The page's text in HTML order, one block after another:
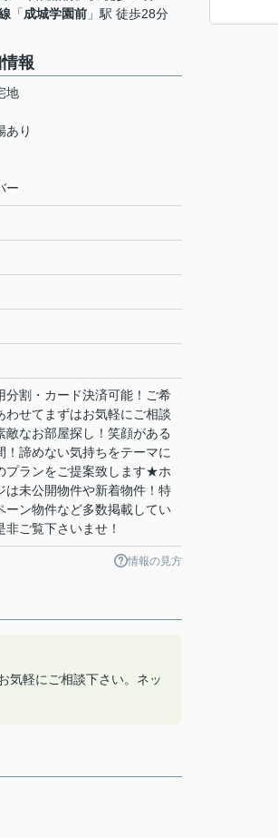
「成城学園前 」駅 徒歩28分
報
地
あり
ー
割・カード決済可能！ご希
わせてまずはお気軽にご相談
なお部屋探し！笑顔がある
！諦めない気持ちをテーマに
プランをご提案致します★ホ
は未公開物件や新着物件！特
ーン物件など多数掲載してい
非ご覧下さいませ！
情報の見方
気軽にご相談下さい。ネッ